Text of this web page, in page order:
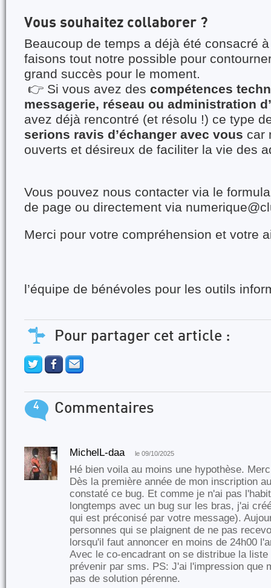
Vous souhaitez collaborer ?
Beaucoup de temps a déjà été consacré
faisons tout notre possible pour
grand succès pour le moment.
👉 Si vous avez des compétences
messagerie, réseau ou administration
avez déjà rencontré (et résolu !) ce type
serions ravis d’échanger avec vous car
ouverts et désireux de faciliter la vie des
Vous pouvez nous contacter via le
de page ou directement via
Merci pour votre compréhension et votre
l’équipe de bénévoles pour les outils
Pour partager cet article :
4 Commentaires
MichelL-daa le 09/10/2025
Hé bien voila au moins une hypothèse.
Dès la première année de mon inscription
constaté ce bug. Et comme je n'ai pas
longtemps avec un bug sur les bras, j'ai
qui est préconisé par votre message).
personnes qui se plaignent de ne pas
lorsqu'il faut annoncer en moins de 24h00
Avec le co-encadrant on se distribue la
prévenir par sms. PS: J'ai l'impression que
pas de solution pérenne.